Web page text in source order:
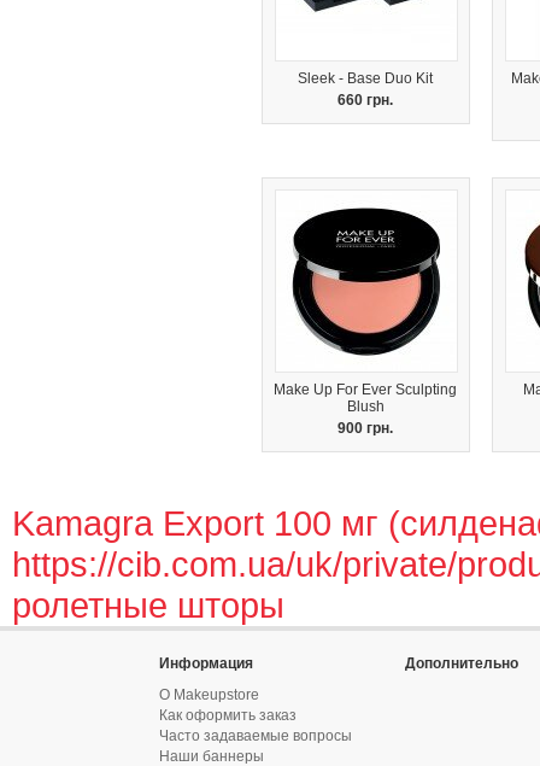
Sleek - Base Duo Kit
660 грн.
Make Up For Ever Sculpting
Blush
900 грн.
Kamagra Export 100 мг
https://cib.com.ua/uk/private/
ролетные шторы
Информация
О Makeupstore
Как оформить заказ
Часто задаваемые вопросы
Наши баннеры
Дополнительно